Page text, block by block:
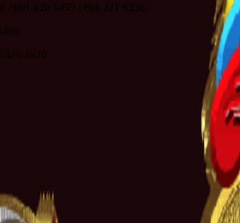
/ 601 426 1499 / 601 221 6336
426 1420